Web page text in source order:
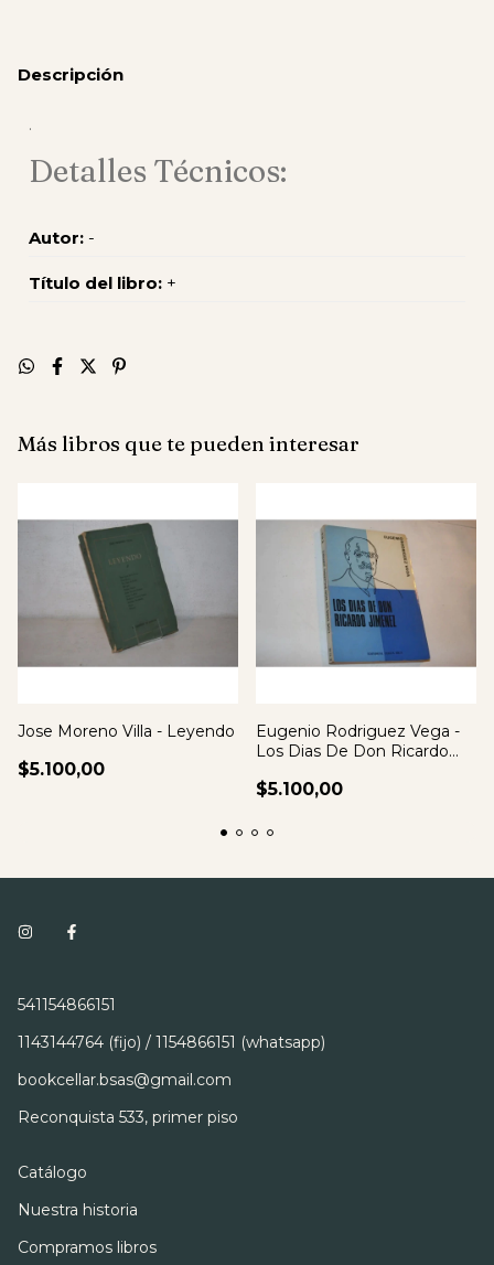
Descripción
.
Detalles Técnicos:
Autor: -
Título del libro: +
Más libros que te pueden interesar
Jose Moreno Villa - Leyendo
$5.100,00
Eugenio Rodriguez Vega -
Los Dias De Don Ricardo
$5.100,00
541154866151
1143144764 (fijo) / 1154866151 (whatsapp)
bookcellar.bsas@gmail.com
Reconquista 533, primer piso
Catálogo
Nuestra historia
Compramos libros